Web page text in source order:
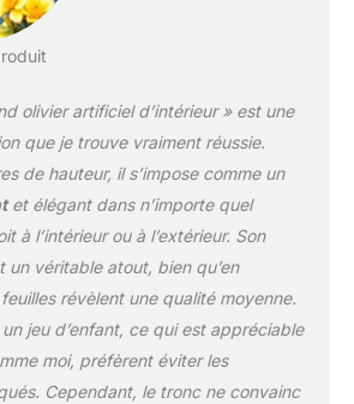
olivier artificiel d’intérieur » est une
que je trouve vraiment réussie.
de hauteur, il s’impose comme un
et élégant dans n’importe quel
à l’intérieur ou à l’extérieur. Son
un véritable atout, bien qu’en
révèlent une qualité moyenne.
un jeu d’enfant, ce qui est appréciable
moi, préfèrent éviter les
Cependant, le tronc ne convainc